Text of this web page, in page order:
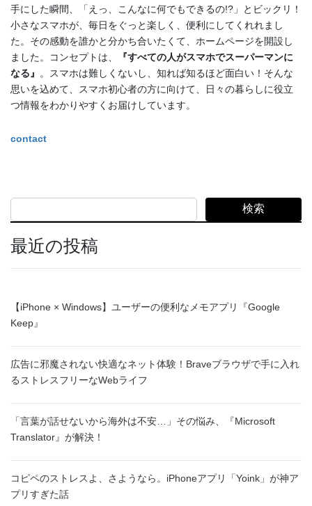
手にした瞬間、「えっ、こんなに何でもできるの!?」とビックリ！
小さなスマホが、毎日をぐっと楽しく、便利にしてくれれまし
た。その感動を誰かと分かち合いたくて、ホームページを開設し
ました。コンセプトは、
『すべての人がスマホでスーパーマンに
なる』 。スマホは難しくないし、知れば知るほど面白い！そんな
思いを込めて、スマホ初心者の方に向けて、日々の暮らしに役立
つ情報をわかりやすくお届けしています。
contact
検索
最近の投稿
【iPhone × Windows】ユーザーの便利なメモアプリ『Google
Keep』
広告に邪魔されない快適なネット体験！Braveブラウザで手に入れ
るストレスフリーなWebライフ
「言葉が話せないから海外は不安…」その悩み、『Microsoft
Translator』が解決！
コピペのストレスよ、さようなら。iPhoneアプリ「Yoink」が神ア
プリすぎた話